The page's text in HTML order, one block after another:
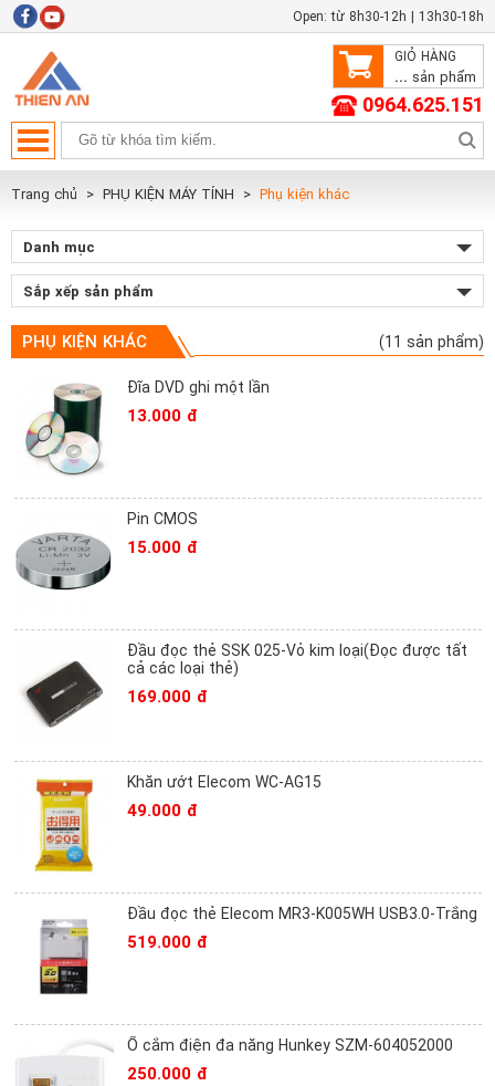
Open: từ 8h30-12h | 13h30-18h
GIỎ HÀNG
... sản phẩm
0964.625.151
Trang chủ PHỤ KIỆN MÁY TÍNH Phụ kiện khác
Danh mục
Sắp xếp sản phẩm
PHỤ KIỆN KHÁC (11 sản phẩm)
Đĩa DVD ghi một lần
13.000 đ
Pin CMOS
15.000 đ
Đầu đọc thẻ SSK 025-Vỏ kim loại(Đọc được tất
cả các loại thẻ)
169.000 đ
Khăn ướt Elecom WC-AG15
49.000 đ
Đầu đọc thẻ Elecom MR3-K005WH USB3.0-Trắng
519.000 đ
Ổ cắm điện đa năng Hunkey SZM-604052000
250.000 đ